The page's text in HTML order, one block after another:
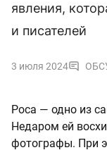
явления,
и писателей
3 июля 2024
Роса — одно из
Недаром ей
фотографы. При